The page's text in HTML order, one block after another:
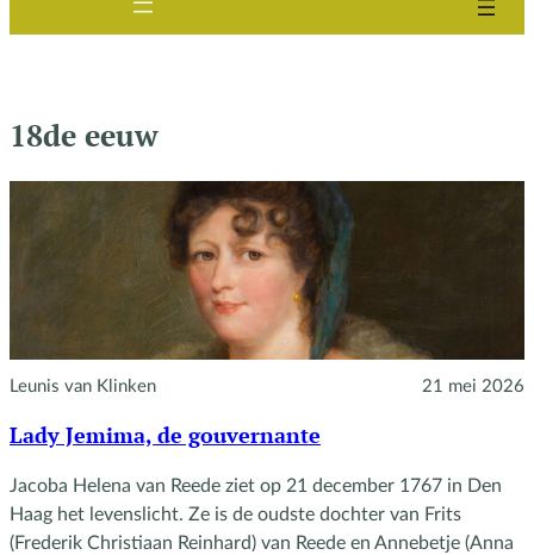
18de eeuw
Leunis van Klinken 21 mei 2026
Lady Jemima, de gouvernante
Jacoba Helena van Reede ziet op 21 december 1767 in Den
Haag het levenslicht. Ze is de oudste dochter van Frits
(Frederik Christiaan Reinhard) van Reede en Annebetje (Anna